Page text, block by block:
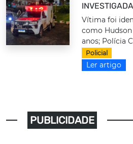
Vítima foi
como
anos; Polícia
Policial
Ler artigo
PUBLICIDADE